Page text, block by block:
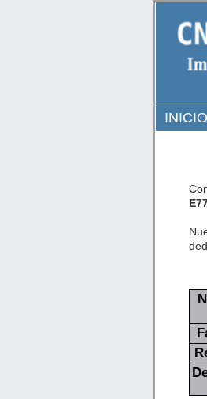
INICIO